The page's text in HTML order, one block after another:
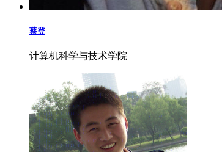
蔡登
计算机科学与技术学院